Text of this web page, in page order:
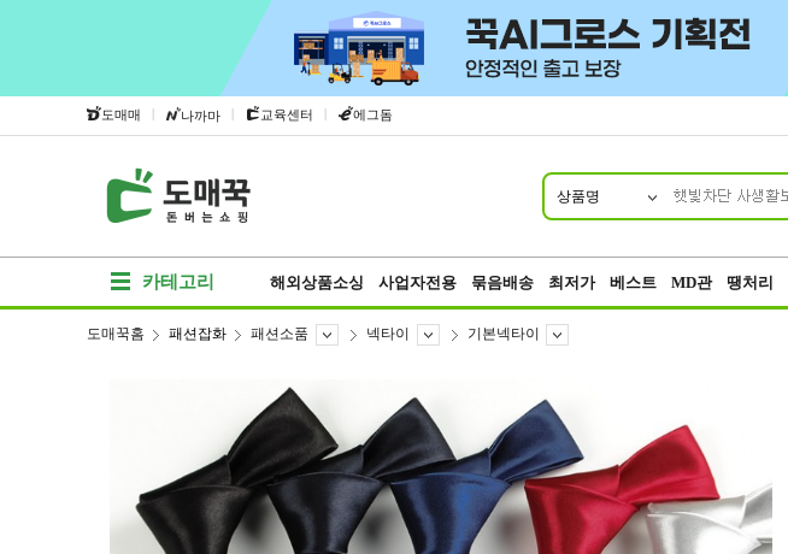
도매매 | 나까마 | 교육센터 | 에그돔
상품명
카테고리 해외상품소싱 사업자전용 묶음배송 최저가 베스트 MD관 땡처리
도매꾹홈 패션잡화 패션소품 넥타이 기본넥타이